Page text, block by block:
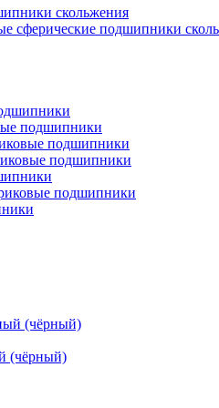
скольжения
сферические подшипники
подшипники
подшипники
подшипники
подшипники
(чёрный)
(чёрный)